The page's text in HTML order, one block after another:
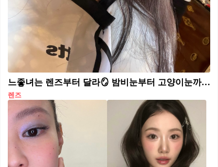
느좋녀는 렌즈부터 달라🪞 밤비눈부터 고양이눈까지, 취향 따라 골라 끼자🤫✨ 분위기까지 바꿔주는 데일리 렌즈, 지금 바로 소개해드릴게요. 1. 오렌즈 글로이 티어 원데이 브라운, 2만 원대 13.3mm 그래픽 직경의 부드러운 크림빛 브라운 렌즈입니다. 은은하게 퍼지는 하이라이트가 맑고 입체적인 느낌을 더해줍니다. 2. 라디리스 루센트 그레이 원데이, 1만 원대 13.1mm 그래픽 직경의 그레이 렌즈입니다. 부드럽게 스며드는 발색과 은은한 하이라이트가 맑고 투명한 느낌을 더해줍니다.
렌즈